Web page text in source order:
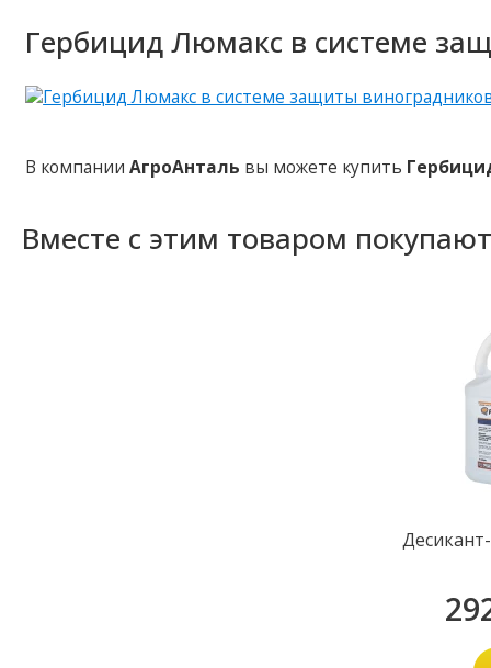
Гербицид Люмакс в системе
В компанииАгроАнталь вы можете купить
Вместе с этим товаром покупают